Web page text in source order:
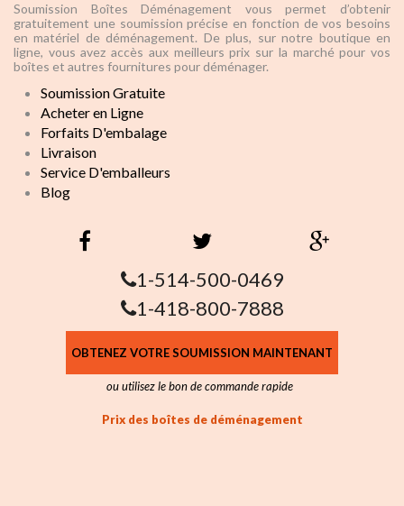
Soumission Boîtes Déménagement vous permet d’obtenir
gratuitement une soumission précise en fonction de vos besoins
en matériel de déménagement. De plus, sur notre boutique en
ligne, vous avez accès aux meilleurs prix sur la marché pour vos
boîtes et autres fournitures pour déménager.
Soumission Gratuite
Acheter en Ligne
Forfaits D'embalage
Livraison
Service D'emballeurs
Blog
1-514-500-0469
1-418-800-7888
OBTENEZ VOTRE SOUMISSION MAINTENANT
ou utilisez le bon de commande rapide
Prix des boîtes de déménagement